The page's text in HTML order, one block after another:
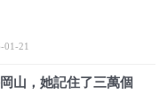
01-21
山，她記住了三萬個